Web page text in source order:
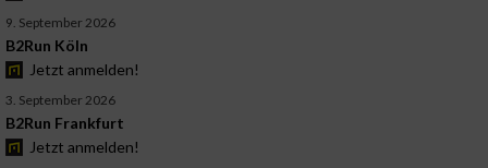
9. September 2026
B2Run Köln
Jetzt anmelden!
3. September 2026
B2Run Frankfurt
Jetzt anmelden!